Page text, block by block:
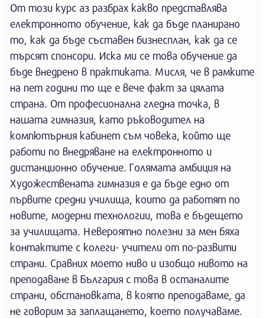
От този курс аз разбрах какво представлява
електронното обучение, как да бъде планирано
то, как да бъде съставен бизнесплан, как да се
търсят спонсори. Иска ми се това обучение да
бъде внедрено в практиката. Мисля, че в рамките
на пет години то ще е вече факт за цялата
страна. От професионална гледна точка, в
нашата гимназия, като ръководител на
компютърния кабинет съм човека, който ще
работи по внедряване на електронното и
дистанционно обучение. Голямата амбиция на
Художествената гимназия е да бъде едно от
първите средни училища, които да работят по
новите, модерни технологии, това е бъдещето
за училищата. Невероятно полезни за мен бяха
контактите с колеги- учители от по-развити
страни. Сравних моето ниво и изобщо нивото на
преподаване в България с това в останалите
страни, обстановката, в която преподаваме, да
не говорим за заплащането, което получаваме.